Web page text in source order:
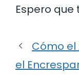
Espero
Cómo
el